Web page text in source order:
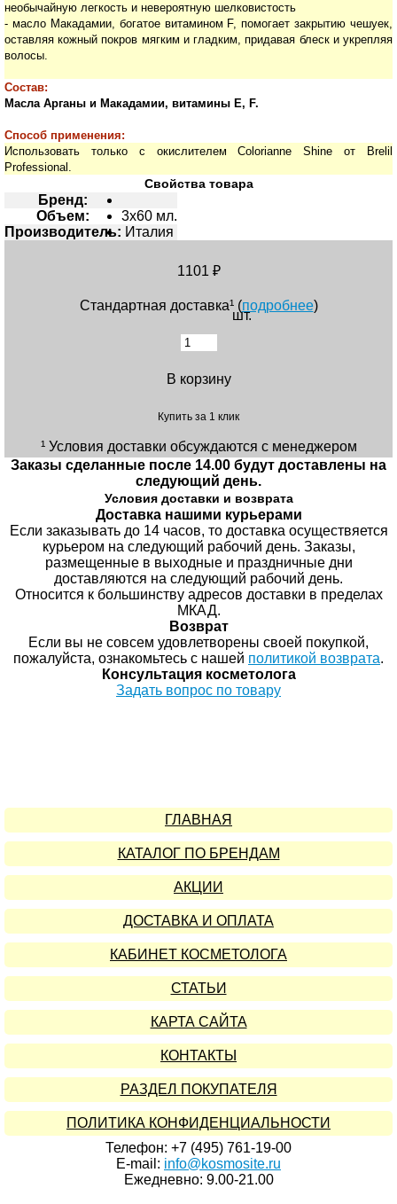
необычайную легкость и невероятную шелковистость
- масло Макадамии, богатое витамином F, помогает закрытию чешуек,
оставляя кожный покров мягким и гладким, придавая блеск и укрепляя
волосы.
Состав:
Масла Арганы и Макадамии, витамины Е, F.
Способ применения:
Использовать только с окислителем Colorianne Shine от Brelil
Professional.
Свойства товара
Бренд:
Объем:
3х60 мл.
Производитель: Италия
1101 ₽
Стандартная доставка¹ (подробнее)
шт.
В корзину
Купить за 1 клик
¹ Условия доставки обсуждаются с менеджером
Заказы сделанные после 14.00 будут доставлены на
следующий день.
Условия доставки и возврата
Доставка нашими курьерами
Если заказывать до 14 часов, то доставка осуществяется
курьером на следующий рабочий день. Заказы,
размещенные в выходные и праздничные дни
доставляются на следующий рабочий день.
Относится к большинству адресов доставки в пределах
МКАД.
Возврат
Если вы не совсем удовлетворены своей покупкой,
пожалуйста, ознакомьтесь с нашей политикой возврата.
Консультация косметолога
Задать вопрос по товару
ГЛАВНАЯ
КАТАЛОГ ПО БРЕНДАМ
АКЦИИ
ДОСТАВКА И ОПЛАТА
КАБИНЕТ КОСМЕТОЛОГА
СТАТЬИ
КАРТА САЙТА
КОНТАКТЫ
РАЗДЕЛ ПОКУПАТЕЛЯ
ПОЛИТИКА КОНФИДЕНЦИАЛЬНОСТИ
Телефон: +7 (495) 761-19-00
E-mail: info@kosmosite.ru
Ежедневно: 9.00-21.00